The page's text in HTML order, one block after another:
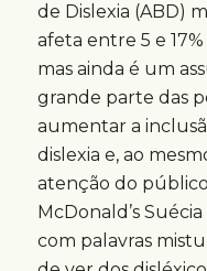
de Dislexia (ABD)
afeta entre 5 e
mas ainda é um
grande parte das
aumentar a
dislexia e, ao
atenção do
McDonald’s Suécia
com palavras